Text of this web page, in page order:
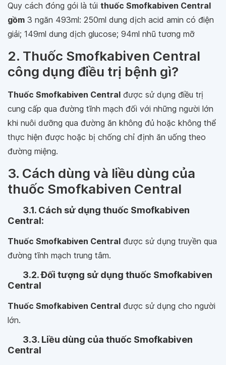
Quy cách đóng gói là túi thuốc Smofkabiven Central
gồm 3 ngăn 493ml: 250ml dung dịch acid amin có điện
giải; 149ml dung dịch glucose; 94ml nhũ tương mỡ
2. Thuốc Smofkabiven Central
công dụng điều trị bệnh gì?
Thuốc Smofkabiven Central được sử dụng điều trị
cung cấp qua đường tĩnh mạch đối với những người lớn
khi nuôi dưỡng qua đường ăn không đủ hoặc không thể
thực hiện được hoặc bị chống chỉ định ăn uống theo
đường miệng.
3. Cách dùng và liều dùng của
thuốc Smofkabiven Central
3.1. Cách sử dụng thuốc Smofkabiven
Central:
Thuốc Smofkabiven Central được sử dụng truyền qua
đường tĩnh mạch trung tâm.
3.2. Đối tượng sử dụng thuốc Smofkabiven
Central
Thuốc Smofkabiven Central được sử dụng cho người
lớn.
3.3. Liều dùng của thuốc Smofkabiven
Central